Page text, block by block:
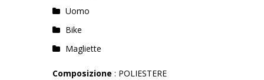
Uomo
Bike
Magliette
Composizione : POLIESTERE